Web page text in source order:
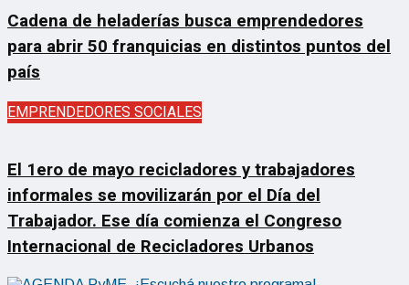
Cadena de heladerías busca emprendedores
para abrir 50 franquicias en distintos puntos del
país
EMPRENDEDORES SOCIALES
El 1ero de mayo recicladores y trabajadores
informales se movilizarán por el Día del
Trabajador. Ese día comienza el Congreso
Internacional de Recicladores Urbanos